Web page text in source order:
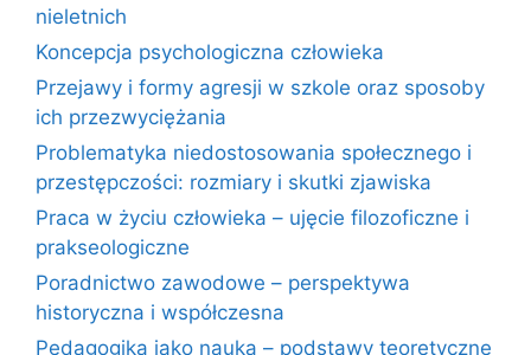
nieletnich
Koncepcja psychologiczna człowieka
Przejawy i formy agresji w szkole oraz sposoby
ich przezwyciężania
Problematyka niedostosowania społecznego i
przestępczości: rozmiary i skutki zjawiska
Praca w życiu człowieka – ujęcie filozoficzne i
prakseologiczne
Poradnictwo zawodowe – perspektywa
historyczna i współczesna
Pedagogika jako nauka – podstawy teoretyczne